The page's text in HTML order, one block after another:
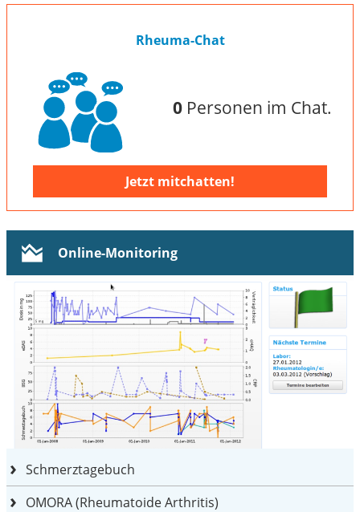
Rheuma-Chat
0Personen im Chat.
Jetzt mitchatten!
Online-Monitoring
Schmerztagebuch
OMORA (Rheumatoide Arthritis)